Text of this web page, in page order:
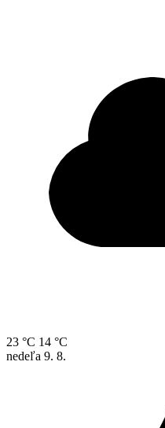
23 °C 14 °C
nedeľa 9. 8.